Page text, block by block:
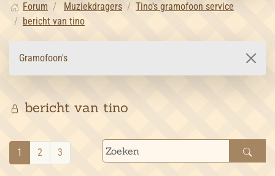
Forum Muziekdragers
Tino's gramofoon service
bericht van tino
Gramofoon's
bericht van tino
1 2 3